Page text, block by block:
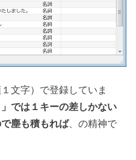
文字）で登録していま
」では１キーの差しかない
塵も積もれば、の精神で